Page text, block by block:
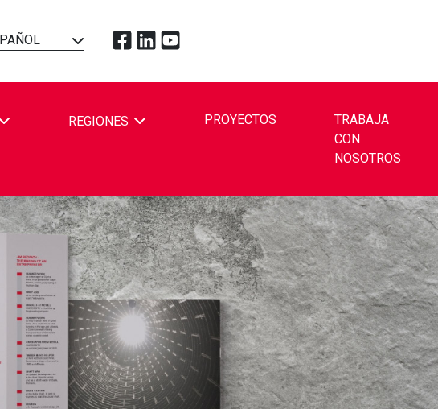
Toque para visitar Redpath Mining Contractors and
Toque para visitar Redpath Mining Contractors
Toque para visitar Redpath Mining Contractors
LINKEDIN
EN YOUTUBE
DROPDOWN
REGIONES PROYECTOS
TRABAJA
CON
NOSOTROS